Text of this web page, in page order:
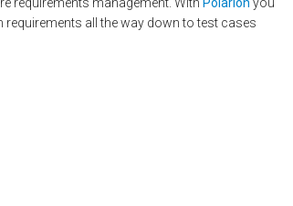
all the way down to test cases